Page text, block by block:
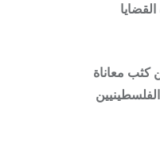
كثب معاناة